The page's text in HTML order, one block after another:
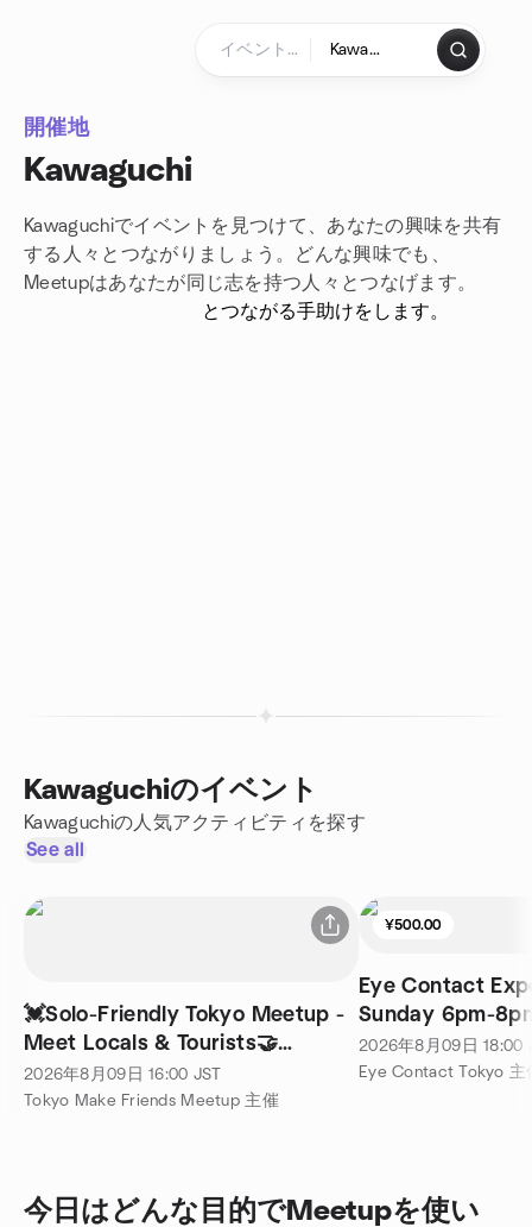
開催地
Kawaguchi
Kawaguchiでイベントを見つけて、あなたの興味を共有
する人々とつながりましょう。どんな興味でも、
Meetupはあなたが 同じ志を持つ人々とつなげます。
とつながる手助けをします。
Kawaguchiのイベント
Kawaguchiの人気アクティビティを探す
See all
💓Solo-Friendly Tokyo Meetup -
Meet Locals & Tourists🤝
Shibuya 国際交流 渋谷😆
2026年8月09日 16:00 JST
Tokyo Make Friends Meetup 主催
¥500.00
Eye Contact
Sunday 6pm-
2026年8月09日 18:00
Eye Contact Tokyo 主
今日はどんな目的でMeetupを使い